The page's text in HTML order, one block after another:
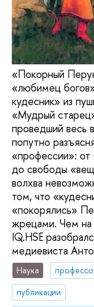
«Покорный
«любимец
кудесник» из
«Мудрый
проведший весь
попутно
«профессии»:
до свободы
волхва
том, что
«покорялись»
жрецами. Чем на
IQ.HSE
медиевиста
Наука
публикации